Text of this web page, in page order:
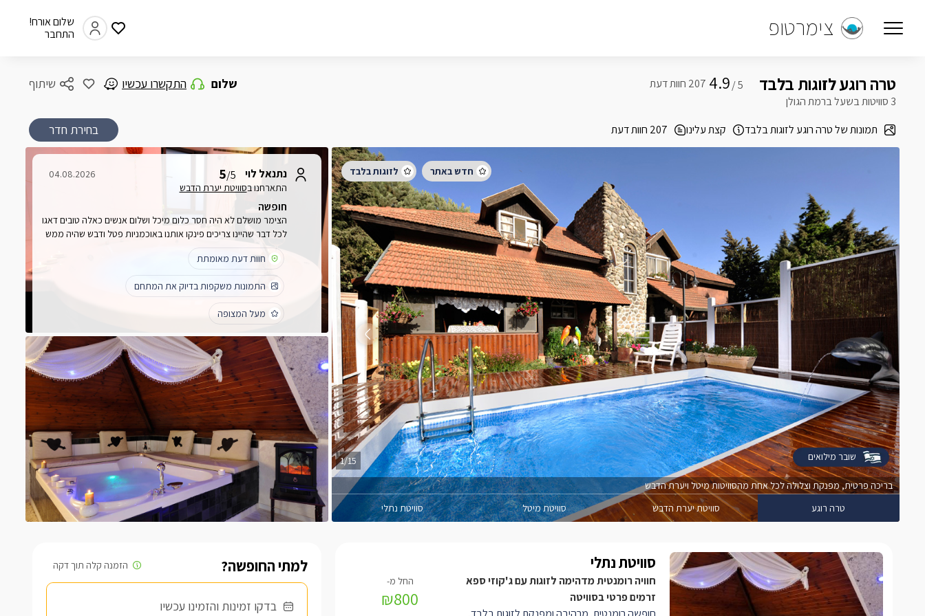
צימרטופ
שלום אורח!
התחבר
טרה רוגע לזוגות בלבד 5 /
4.9
3 סוויטות בשעל ברמת הגולן
תמונות של טרה רוגע לזוגות בלבד
קצת עלינו 207 חוות דעת
שיתוף שלום התקשרו עכשיו
בחירת חדר
בריכה פרטית, מפנקת וצלולה לכל אחת מהסוויטות מיטל ויערת הדבש
1/15
טרה רוגע סוויטת יערת הדבש סוויטת מיטל סוויטת נתלי
נתנאל לוי 5/5
התארחנו בסוויטת יערת הדבש
04.08.2026
חופשה
הצימר מושלם לא היה חסר כלום מיכל ושלום אנשים כאלה טובים דאגו
לכל דבר שהיינו צריכים פינקו אותנו באוכמניות פטל ודבש שהיה ממש
טעים בדיוק מה שהיינו צריכים אמליץ לחברים ונחזור שוב בטוח!
חוות דעת מאומתת
התמונות משקפות בדיוק את המתחם
מעל המצופה
לכל החוות דעת
שובר מילואים
למתי החופשה?
בדקו זמינות והזמינו עכשיו
סוויטת נתלי
חוויה רומנטית מדהימה לזוגות עם ג'קוזי ספא
זרמים פרטי בסוויטה
₪800